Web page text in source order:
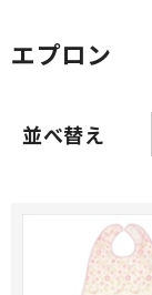
エプロン
並べ替え